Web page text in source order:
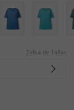
Tabla de Tallas